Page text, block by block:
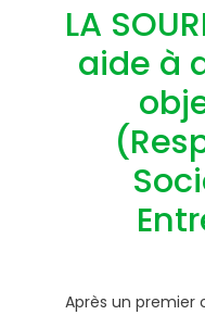
LA
aide à
Après un premier